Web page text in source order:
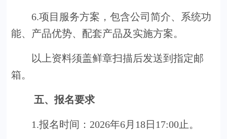
6.项目服务方案，包含公司简介、系统功
能、产品优势、配套产品及实施方案。
以上资料须盖鲜章扫描后发送到指定邮
箱。
五、报名要求
1.报名时间：2026年6月18日17:00止。